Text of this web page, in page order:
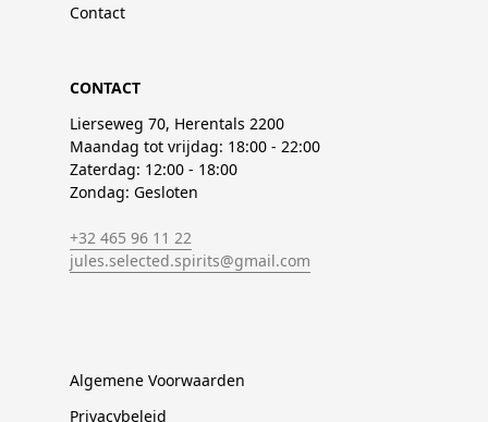
Contact
CONTACT
Lierseweg 70, Herentals 2200
Maandag tot vrijdag: 18:00 - 22:00
Zaterdag: 12:00 - 18:00
Zondag: Gesloten
+32 465 96 11 22
jules.selected.spirits@gmail.com
Algemene Voorwaarden
Privacybeleid